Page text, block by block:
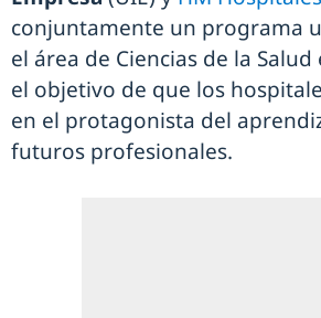
conjuntamente un programa
el área de Ciencias de la Salud
el objetivo de que los
en el protagonista del
futuros profesionales.